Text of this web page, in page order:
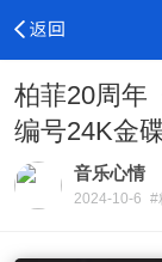
柏菲20周年
编号24K金
音乐心情
2024-10-6 #